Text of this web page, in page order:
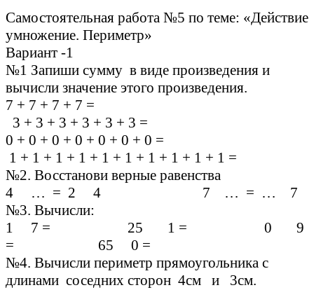
Самостоятельная работа №5 по теме: «Действие
умножение. Периметр»
Вариант -1
№1 Запиши сумму в виде произведения и
вычисли значение этого произведения.
7 + 7 + 7 + 7 =
3 + 3 + 3 + 3 + 3 + 3 =
0 + 0 + 0 + 0 + 0 + 0 + 0 =
1 + 1 + 1 + 1 + 1 + 1 + 1 + 1 + 1 + 1 =
№2. Восстанови верные равенства
4 … = 2 4 7 … = … 7
№3. Вычисли:
1 7 = 25 1 = 0 9
= 65 0 =
№4. Вычисли периметр прямоугольника с
длинами соседних сторон 4см и 3см.